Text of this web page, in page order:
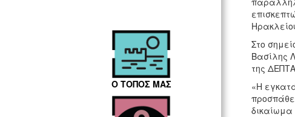
Ο ΤΟΠΟΣ ΜΑΣ
Στο
Βασίλης
της
«Η
δικαίωμα